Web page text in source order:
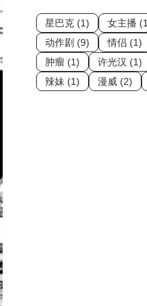
星巴克 (1) 女主播
动作剧 (9)
情侣 (1)
肿瘤 (1)
许光汉 (1)
辣妹 (1)
漫威 (2)